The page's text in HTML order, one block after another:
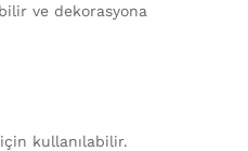
ve dekorasyona
kullanılabilir.